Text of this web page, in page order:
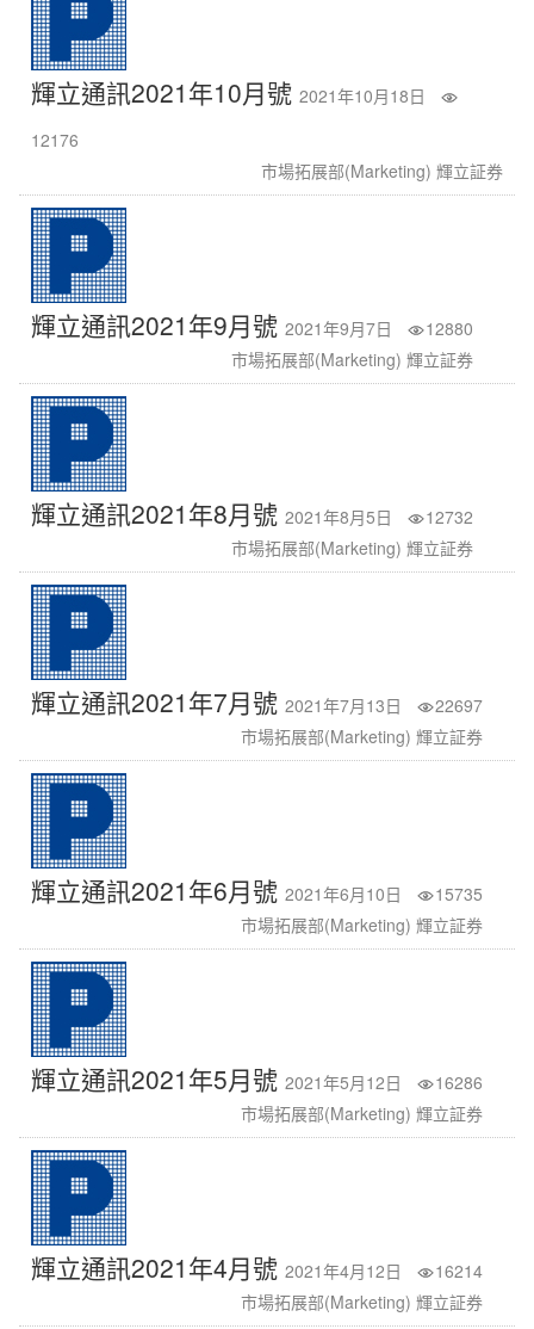
輝立通訊2021年10月號 2021年10月18日
12176
市場拓展部(Marketing) 輝立証券
輝立通訊2021年9月號 2021年9月7日
12880
市場拓展部(Marketing) 輝立証券
輝立通訊2021年8月號 2021年8月5日
12732
市場拓展部(Marketing) 輝立証券
輝立通訊2021年7月號 2021年7月13日
22697
市場拓展部(Marketing) 輝立証券
輝立通訊2021年6月號 2021年6月10日
15735
市場拓展部(Marketing) 輝立証券
輝立通訊2021年5月號 2021年5月12日
16286
市場拓展部(Marketing) 輝立証券
輝立通訊2021年4月號 2021年4月12日
16214
市場拓展部(Marketing) 輝立証券